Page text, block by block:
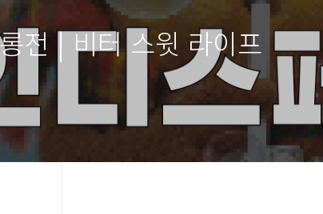
전 | 비터 스윗 라이프